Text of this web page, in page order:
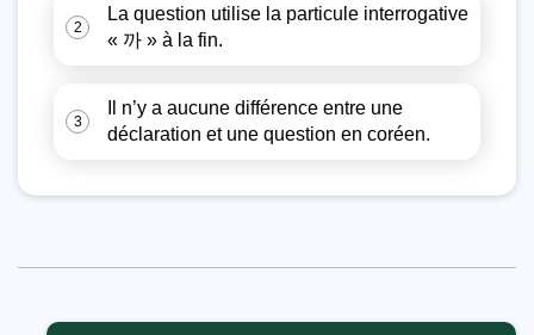
2
La question utilise la particule interrogative
« 까 » à la fin.
3
Il n’y a aucune différence entre une
déclaration et une question en coréen.